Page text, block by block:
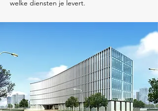
welke diensten je levert.